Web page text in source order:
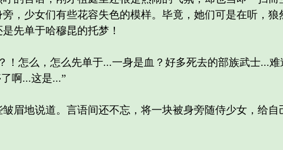
，少女们有些花容失色的模样。毕竟，她们可是在听，
先单于哈穆昆的托梦！
怎么，怎么先单于...一身是血？好多死去的部族武士...难
啊...这是...”
地说道。言语间还不忘，将一块被身旁随侍少女，给自